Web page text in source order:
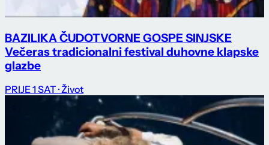
BAZILIKA ČUDOTVORNE GOSPE SINJSKE
Večeras tradicionalni festival duhovne klapske
glazbe
PRIJE 1 SAT · Život